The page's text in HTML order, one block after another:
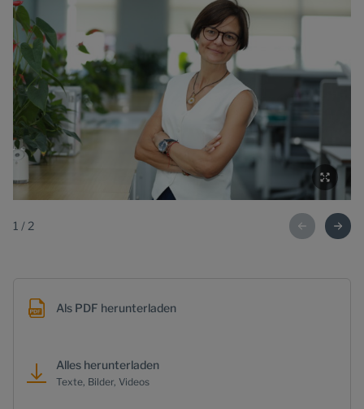
1 / 2
Als PDF herunterladen
Alles herunterladen
Texte, Bilder, Videos